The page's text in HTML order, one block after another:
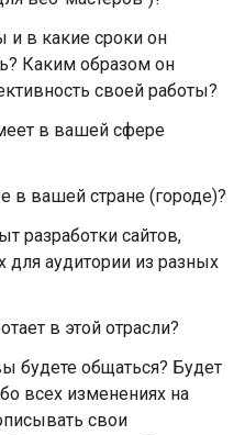
и в какие сроки он
Каким образом он
своей работы?
в вашей сфере
в вашей стране (городе)?
разработки сайтов,
для аудитории из разных
в этой отрасли?
будете общаться? Будет
всех изменениях на
свои